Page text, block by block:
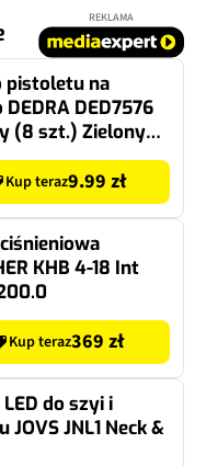
REKLAMA
pistoletu na
DED7576
(8 szt.) Zielony
Kup teraz9.99 zł
KHB 4-18 Int
Kup teraz369 zł
do szyi i
JOVS JNL1 Neck &